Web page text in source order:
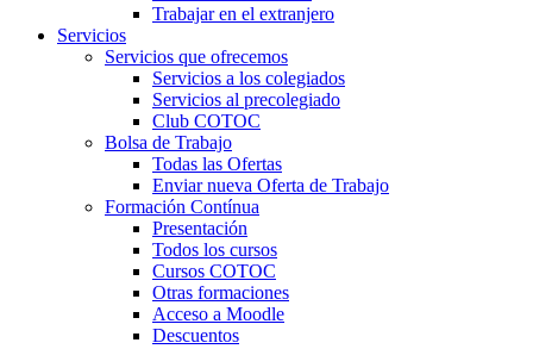
Trabajar en el extranjero
Servicios
Servicios que ofrecemos
Servicios a los colegiados
Servicios al precolegiado
Club COTOC
Bolsa de Trabajo
Todas las Ofertas
Enviar nueva Oferta de Trabajo
Formación Contínua
Presentación
Todos los cursos
Cursos COTOC
Otras formaciones
Acceso a Moodle
Descuentos